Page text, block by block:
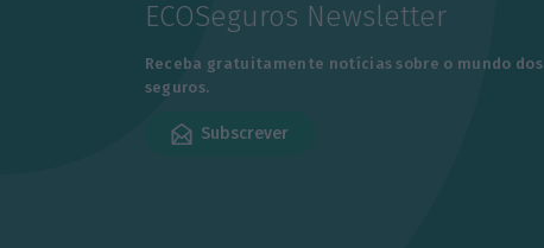
ECOSeguros Newsletter
Receba gratuitamente notícias sobre o mundo dos
seguros.
Subscrever